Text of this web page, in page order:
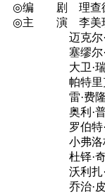
◎编 剧 理查德·
◎主 演 李美琪
迈克尔·基顿
塞缪尔·杰克
大卫·瑞托
帕特里克·麦
雷·费隆
奥利·普费
罗伯特·帕特
小弗洛林·皮
杜铎·奇里
沃利扎·比尼
乔治·皮斯特